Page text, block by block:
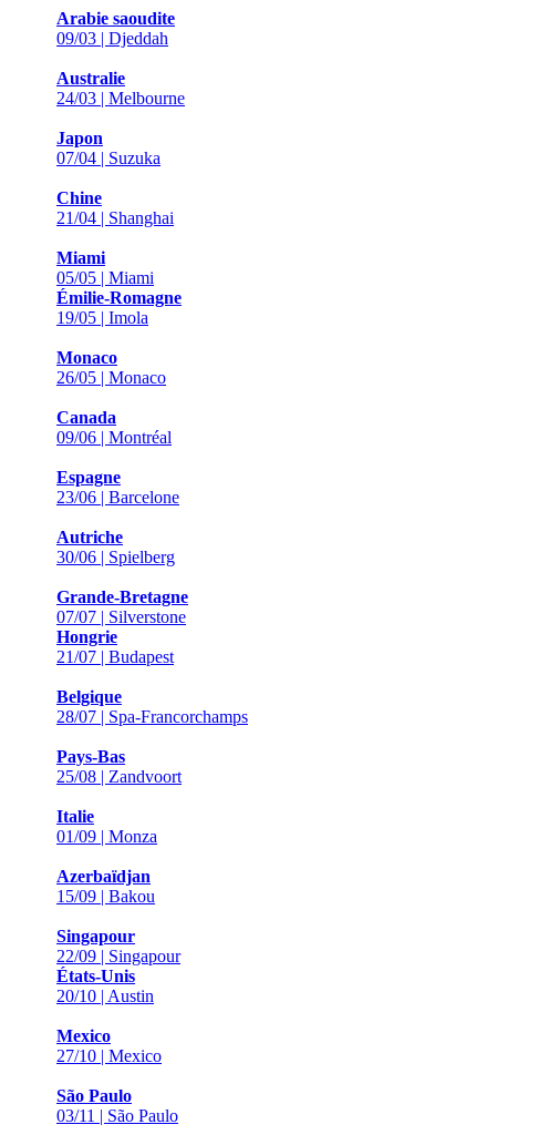
Arabie saoudite
09/03 | Djeddah
Australie
24/03 | Melbourne
Japon
07/04 | Suzuka
Chine
21/04 | Shanghai
Miami
05/05 | Miami
Émilie-Romagne
19/05 | Imola
Monaco
26/05 | Monaco
Canada
09/06 | Montréal
Espagne
23/06 | Barcelone
Autriche
30/06 | Spielberg
Grande-Bretagne
07/07 | Silverstone
Hongrie
21/07 | Budapest
Belgique
28/07 | Spa-Francorchamps
Pays-Bas
25/08 | Zandvoort
Italie
01/09 | Monza
Azerbaïdjan
15/09 | Bakou
Singapour
22/09 | Singapour
États-Unis
20/10 | Austin
Mexico
27/10 | Mexico
São Paulo
03/11 | São Paulo